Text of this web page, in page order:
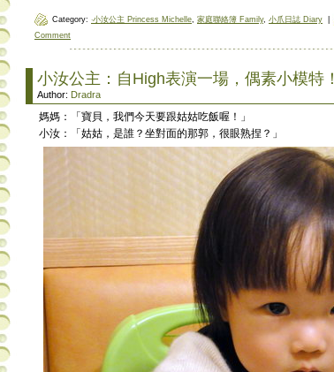
Category: ‧小汝公主 Princess Michelle, 家庭聯絡簿 Family, 小爪日誌 Diary
Comment
小汝公主：自High表演一場，偶素小模特！
Author: Dradra
媽媽：「寶貝，我們今天要跟姑姑吃飯喔！」
小汝：「姑姑，是誰？坐對面的那郭，很眼熟捏？」